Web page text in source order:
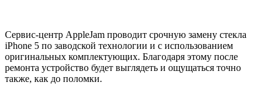
Сервис-центр AppleJam проводит срочную замену стекла
iPhone 5 по заводской технологии и с использованием
оригинальных комплектующих. Благодаря этому после
ремонта устройство будет выглядеть и ощущаться точно
также, как до поломки.